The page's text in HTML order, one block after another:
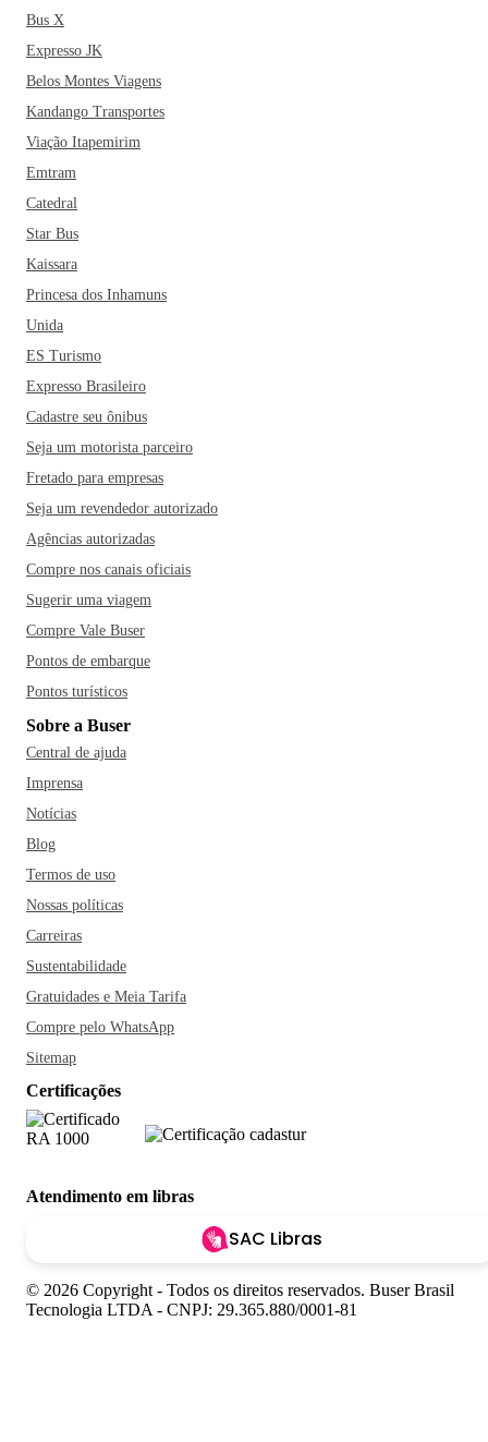
Bus X
Expresso JK
Belos Montes Viagens
Kandango Transportes
Viação Itapemirim
Emtram
Catedral
Star Bus
Kaissara
Princesa dos Inhamuns
Unida
ES Turismo
Expresso Brasileiro
Cadastre seu ônibus
Seja um motorista parceiro
Fretado para empresas
Seja um revendedor autorizado
Agências autorizadas
Compre nos canais oficiais
Sugerir uma viagem
Compre Vale Buser
Pontos de embarque
Pontos turísticos
Sobre a Buser
Central de ajuda
Imprensa
Notícias
Blog
Termos de uso
Nossas políticas
Carreiras
Sustentabilidade
Gratuidades e Meia Tarifa
Compre pelo WhatsApp
Sitemap
Certificações
Atendimento em libras
SAC Libras
© 2026 Copyright - Todos os direitos reservados. Buser Brasil
Tecnologia LTDA - CNPJ: 29.365.880/0001-81